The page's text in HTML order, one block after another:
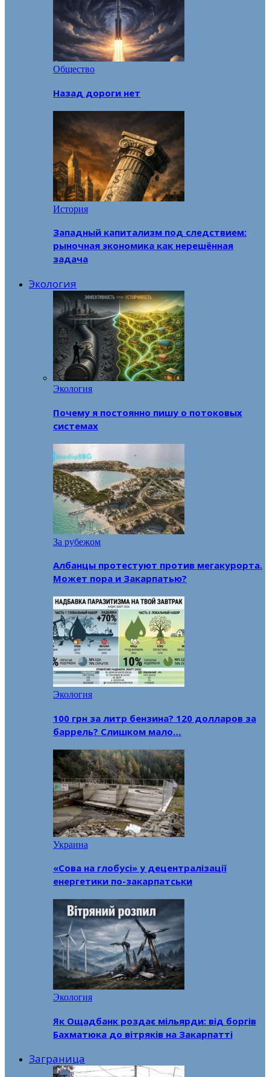
Общество
Назад дороги нет
История
Западный капитализм под следствием:
рыночная экономика как нерешённая
задача
Экология
Экология
Почему я постоянно пишу о потоковых
системах
За рубежом
Албанцы протестуют против мегакурорта.
Может пора и Закарпатью?
Экология
100 грн за литр бензина? 120 долларов за
баррель? Слишком мало…
Украина
«Сова на глобусі» у децентралізації
енергетики по-закарпатськи
Экология
Як Ощадбанк роздає мільярди: від боргів
Бахматюка до вітряків на Закарпатті
Заграница